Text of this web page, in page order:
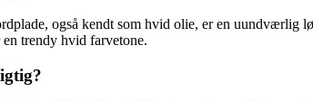
også kendt som hvid olie, er en uundværlig
trendy hvid farvetone.